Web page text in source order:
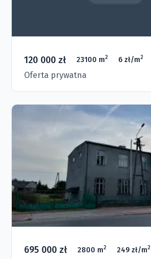
120 000 zł 23100 m2 6 zł/m2
Oferta prywatna
695 000 zł 2800 m2 249 zł/m2